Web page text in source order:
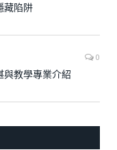
藏陷阱
0
與教學專業介紹